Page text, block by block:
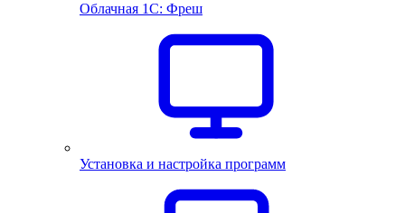
Облачная 1С: Фреш
Установка и настройка программ